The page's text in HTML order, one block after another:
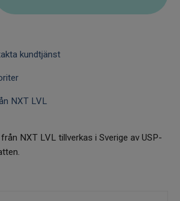
kundtjänst
NXT LVL
NXT LVL tillverkas i Sverige av USP-